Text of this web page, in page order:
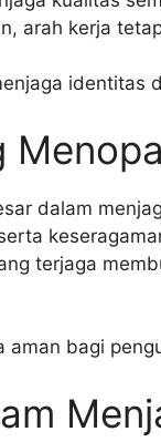
arah kerja
identitas
dalam
terjaga
aman bagi